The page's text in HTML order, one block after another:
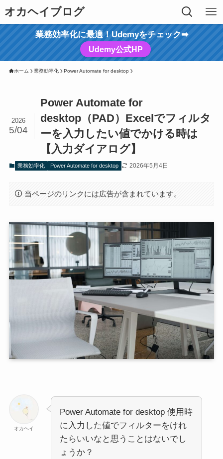
オカヘイブログ
業務効率化に最適！Udemyをチェック➡
Udemy公式HP
ホーム 業務効率化 Power Automate for desktop
Power Automate for
desktop（PAD）Excelでフィルタ
ーを入力したい値でかける時は
【入力ダイアログ】
2026
5/04
業務効率化 Power Automate for desktop 2026年5月4日
当ページのリンクには広告が含まれています。
オカヘイ
Power Automate for desktop 使用時
に入力した値でフィルターをけれ
たらいいなと思うことはないでし
ょうか？